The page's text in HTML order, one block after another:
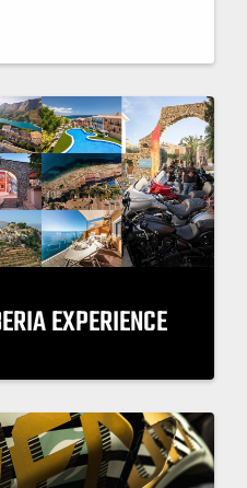
EXPERIENCE